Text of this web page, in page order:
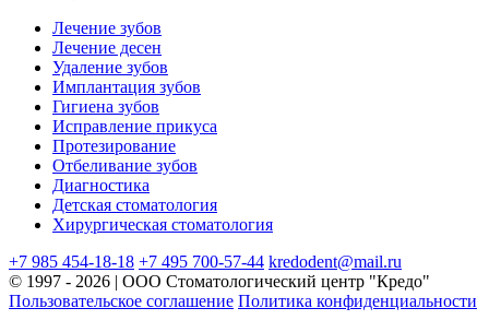
Лечение зубов
Лечение десен
Удаление зубов
Имплантация зубов
Гигиена зубов
Исправление прикуса
Протезирование
Отбеливание зубов
Диагностика
Детская стоматология
Хирургическая стоматология
+7 985 454-18-18 +7 495 700-57-44 kredodent@mail.ru
© 1997 - 2026 | ООО Стоматологический центр "Кредо"
Пользовательское соглашение Политика конфиденциальности